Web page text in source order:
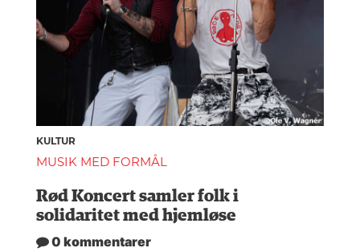
KULTUR
MUSIK MED FORMÅL
Rød Koncert samler folk i
solidaritet med hjemløse
0 kommentarer